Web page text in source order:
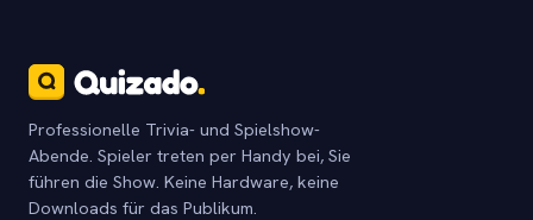
Professionelle Trivia- und Spielshow-
Abende. Spieler treten per Handy bei, Sie
führen die Show. Keine Hardware, keine
Downloads für das Publikum.